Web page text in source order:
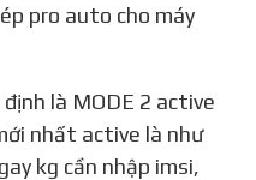
pro auto cho máy
nhất active là như
kg cần nhập imsi,